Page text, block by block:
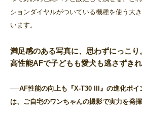
ションダイヤルがついている機種を使う大
います。
満足感のある写真に、思わずにっこり
高性能AFで子どもも愛犬も逃さずき
──AF性能の向上も『X-T30 III』の進化ポイ
は、ご自宅のワンちゃんの撮影で実力を発揮